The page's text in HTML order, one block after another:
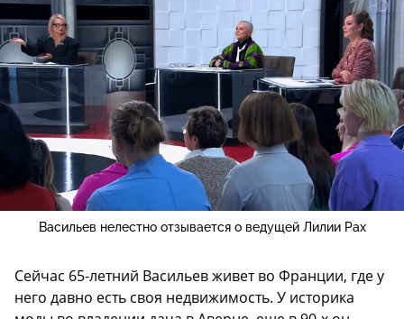
Васильев нелестно отзывается о ведущей Лилии Рах
Сейчас 65-летний Васильев живет во Франции, где у
него давно есть своя недвижимость. У историка